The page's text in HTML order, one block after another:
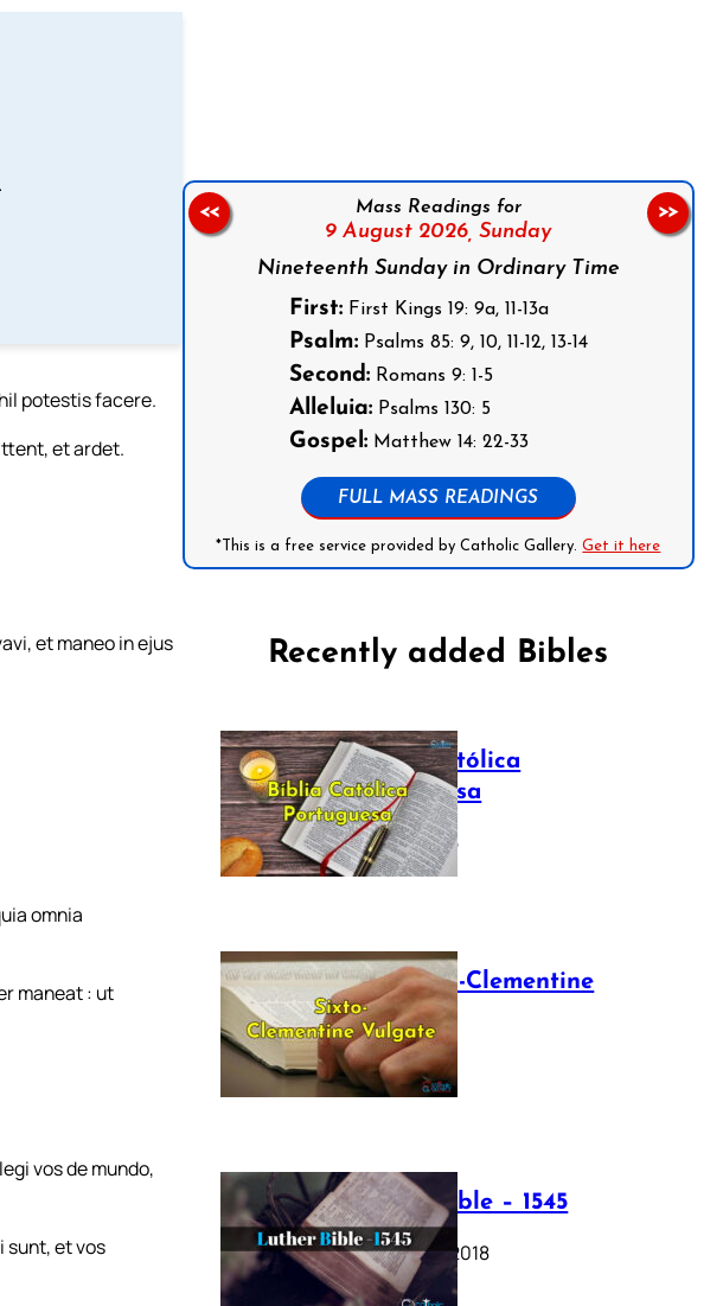
potestis facere.
et ardet.
et maneo in ejus
omnia
maneat : ut
vos de mundo,
sunt, et vos
Mass Readings for
9 August 2026, Sunday
Nineteenth Sunday in Ordinary Time
First:First Kings 19: 9a, 11-13a
Psalm:Psalms 85: 9, 10, 11-12, 13-14
Second:Romans 9: 1-5
Alleluia:Psalms 130: 5
Gospel:Matthew 14: 22-33
FULL MASS READINGS
*This is a free service provided by Catholic Gallery.Get it here
<< >>
Recently added Bibles
Bíblia Católica
Portuguesa
July 16, 2025
The Sixto-Clementine
Vulgate
July 12, 2025
Luther Bible – 1545
October 17, 2018